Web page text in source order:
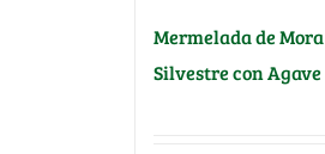
Mermelada de Mora
Silvestre con Agave